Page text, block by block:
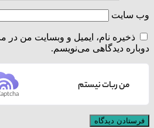
وب‌ سایت
ذخیره نام، ایمیل و وبسایت من در
دوباره دیدگاهی می‌نویسم.
من ربات نیستم